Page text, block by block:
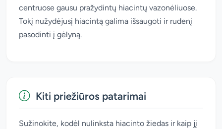
centruose gausu pražydintų hiacintų vazonėliuose.
Tokį nužydėjusį hiacintą galima išsaugoti ir rudenį
pasodinti į gėlyną.
Kiti priežiūros patarimai
Sužinokite, kodėl nulinksta hiacinto žiedas ir kaip jį